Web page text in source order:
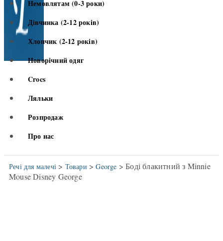
Немовлятам (0-3 роки)
Дівчинка (2-12 років)
Хлопчик (2-12 років)
Новорічний одяг
Crocs
Ляльки
Розпродаж
Про нас
Речі для малечі > Товари >George > Боді блакитний з Minnie
Mouse Disney George